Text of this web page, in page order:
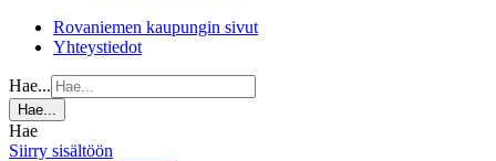
Rovaniemen kaupungin sivut
Yhteystiedot
Hae...
Hae...
Hae
Siirry sisältöön